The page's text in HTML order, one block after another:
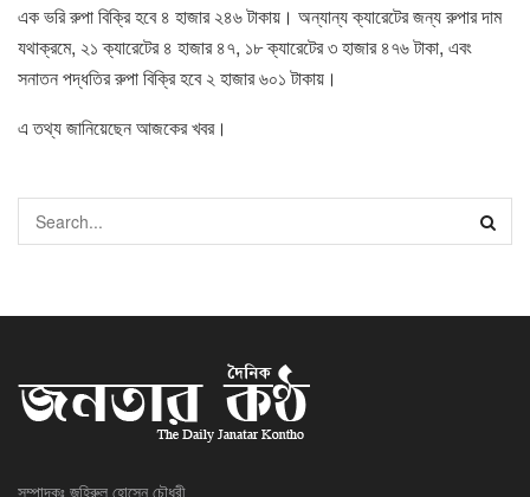
এক ভরি রুপা বিক্রি হবে ৪ হাজার ২৪৬ টাকায়। অন্যান্য ক্যারেটের জন্য রুপার দাম
যথাক্রমে, ২১ ক্যারেটের ৪ হাজার ৪৭, ১৮ ক্যারেটের ৩ হাজার ৪৭৬ টাকা, এবং
সনাতন পদ্ধতির রুপা বিক্রি হবে ২ হাজার ৬০১ টাকায়।
এ তথ্য জানিয়েছেন আজকের খবর।
সম্পাদকঃ জহিরুল হোসেন চৌধুরী